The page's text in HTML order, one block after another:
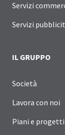
Servizi
Servizi
IL GRUPPO
Società
Lavora con noi
Piani e progetti